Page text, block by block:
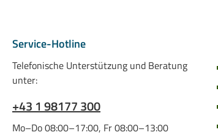
Service-Hotline
Telefonische Unterstützung und Beratung
unter:
+43 1 98177 300
Mo–Do 08:00–17:00, Fr 08:00–13:00